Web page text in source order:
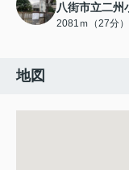
八街市立二州
2081ｍ（27分）
地図